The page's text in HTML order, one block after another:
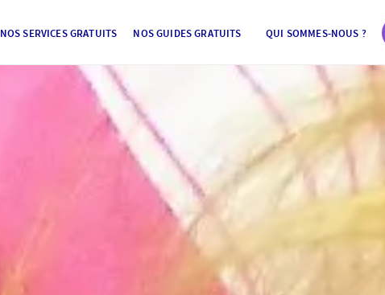
NOS SERVICES GRATUITS NOS GUIDES GRATUITS QUI SOMMES-NOUS ?